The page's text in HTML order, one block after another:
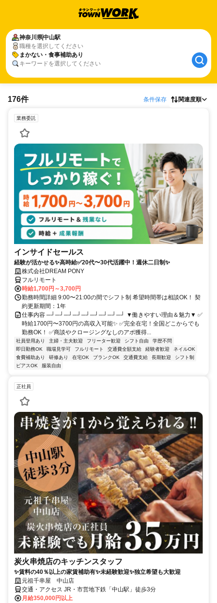
神奈川県中山駅
職種を選択してください
まかない・食事補助あり
キーワードを選択してください
176件 条件保存 関連度順
業務委託
インサイドセールス
経験が活かせる✨高時給✅20代〜30代活躍中！週休二日制✨
株式会社DREAM PONY
フルリモート
時給1,700円～3,700円
勤務時間詳細 9:00〜21:00の間でシフト制 希望時間帯は相談OK！ 契
約更新期間：1年
仕事内容 ─┘─┘─┘─┘─┘─┘─┘─┘─┘ ▼働きやすい理由＆魅力▼ ✅
時給1700円〜3700円の高収入可能✨ ✅完全在宅！全国どこからでも
勤務OK！ ✅商談やクロージングなしのアポ獲得...
社員登用あり 主婦・主夫歓迎 フリーター歓迎 シフト自由
学歴不問
即日勤務OK
職場見学可 フルリモート 交通費全額支給 経験者歓迎
ネイルOK
食費補助あり
研修あり 在宅OK ブランクOK 交通費支給 長期歓迎
シフト制
ピアスOK
服装自由
正社員
炭火串焼店のキッチンスタッフ
✨賃料の40％以上の家賃補助有✨未経験歓迎✨独立希望も大歓迎
元祖千串屋 中山店
交通・アクセス JR・市営地下鉄「中山駅」徒歩3分
月給350,000円以上